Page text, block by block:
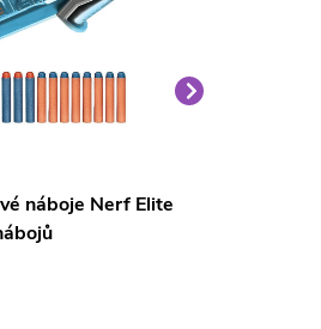
náboje Nerf Elite